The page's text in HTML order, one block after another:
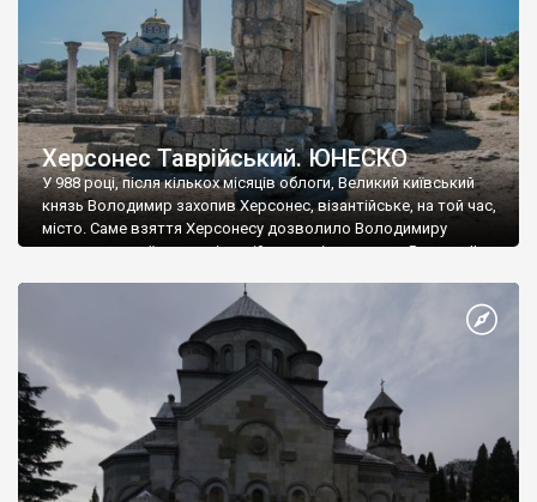
Херсонес Таврійський. ЮНЕСКО
У 988 році, після кількох місяців облоги, Великий київський
князь Володимир захопив Херсонес, візантійське, на той час,
місто. Саме взяття Херсонесу дозволило Володимиру
диктувати свої умови візантійському імператору Василю ІІ, та
Херсонесі Володимир-язичник, став Василем-християнином.
А потім було Хрещення Русі. На честь Херсонесу Таврійського